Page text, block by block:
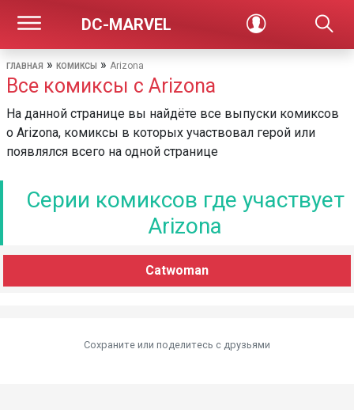
DC-MARVEL
ГЛАВНАЯ » КОМИКСЫ » Arizona
Все комиксы с Arizona
На данной странице вы найдёте все выпуски комиксов
о Arizona, комиксы в которых участвовал герой или
появлялся всего на одной странице
Серии комиксов где участвует
Arizona
Catwoman
Сохраните или поделитесь c друзьями